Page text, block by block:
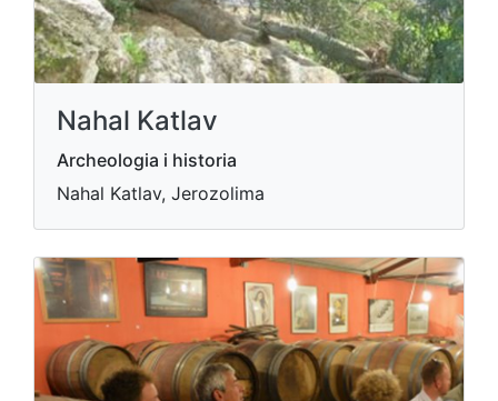
Nahal Katlav
Archeologia i historia
Nahal Katlav, Jerozolima